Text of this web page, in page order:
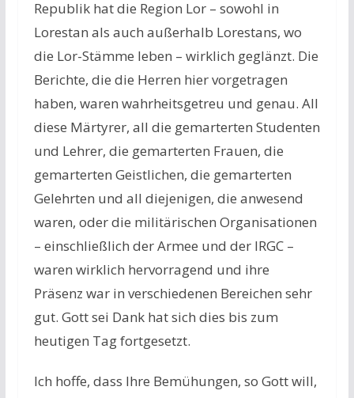
Republik hat die Region Lor – sowohl in
Lorestan als auch außerhalb Lorestans, wo
die Lor-Stämme leben – wirklich geglänzt. Die
Berichte, die die Herren hier vorgetragen
haben, waren wahrheitsgetreu und genau. All
diese Märtyrer, all die gemarterten Studenten
und Lehrer, die gemarterten Frauen, die
gemarterten Geistlichen, die gemarterten
Gelehrten und all diejenigen, die anwesend
waren, oder die militärischen Organisationen
– einschließlich der Armee und der IRGC –
waren wirklich hervorragend und ihre
Präsenz war in verschiedenen Bereichen sehr
gut. Gott sei Dank hat sich dies bis zum
heutigen Tag fortgesetzt.
Ich hoffe, dass Ihre Bemühungen, so Gott will,